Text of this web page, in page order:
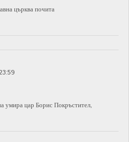
църква почита
умира цар Борис Покръстител,